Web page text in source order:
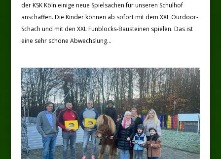
der KSK Köln einige neue Spielsachen für unseren Schulhof
anschaffen. Die Kinder können ab sofort mit dem XXL Ourdoor-
Schach und mit den XXL Funblocks-Bausteinen spielen. Das ist
eine sehr schöne Abwechslung...